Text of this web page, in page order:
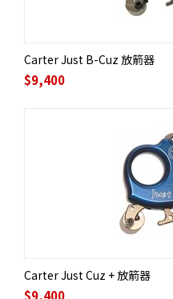
Carter Just B-Cuz 放箭器
$9,400
Carter Just Cuz + 放箭器